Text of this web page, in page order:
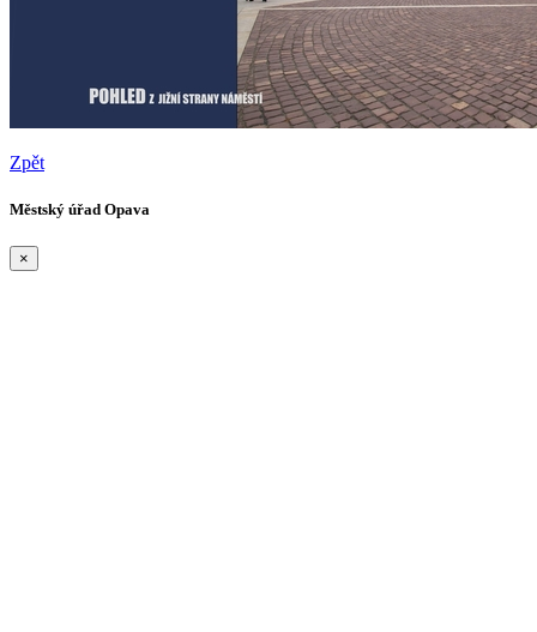
Zpět
Městský úřad Opava
×